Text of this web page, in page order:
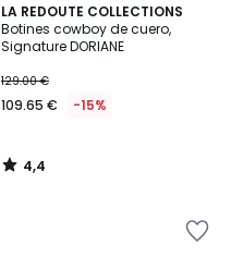
LA REDOUTE COLLECTIONS
Botines cowboy de cuero,
Signature DORIANE
129.00 €
109.65 € -15%
4,4
/ 5
4,4
/